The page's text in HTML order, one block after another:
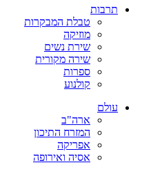
תרבות
טבלת המבקרות
מוזיקה
שירת נשים
שירה מקורית
ספרות
קולנוע
עולם
ארה"ב
המזרח התיכון
אפריקה
אסיה ואירופה